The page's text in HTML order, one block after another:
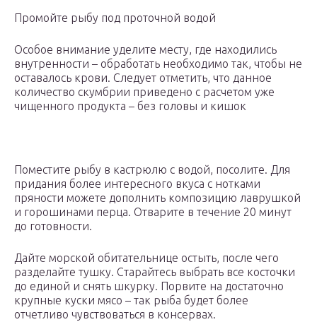
Промойте рыбу под проточной водой
Особое внимание уделите месту, где находились
внутренности – обработать необходимо так, чтобы не
оставалось крови. Следует отметить, что данное
количество скумбрии приведено с расчетом уже
чищенного продукта – без головы и кишок
Поместите рыбу в кастрюлю с водой, посолите. Для
придания более интересного вкуса с нотками
пряности можете дополнить композицию лаврушкой
и горошинами перца. Отварите в течение 20 минут
до готовности.
Дайте морской обитательнице остыть, после чего
разделайте тушку. Старайтесь выбрать все косточки
до единой и снять шкурку. Порвите на достаточно
крупные куски мясо – так рыба будет более
отчетливо чувствоваться в консервах.